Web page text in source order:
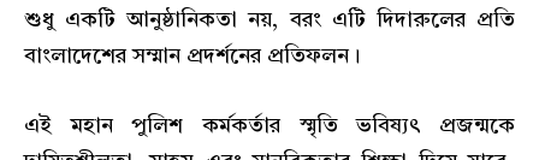
শুধু একটি আনুষ্ঠানিকতা নয়, বরং এটি দিদারুলের প্রতি
বাংলাদেশের সম্মান প্রদর্শনের প্রতিফলন।
এই মহান পুলিশ কর্মকর্তার স্মৃতি ভবিষ্যৎ প্রজন্মকে